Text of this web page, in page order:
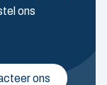
ons
ons